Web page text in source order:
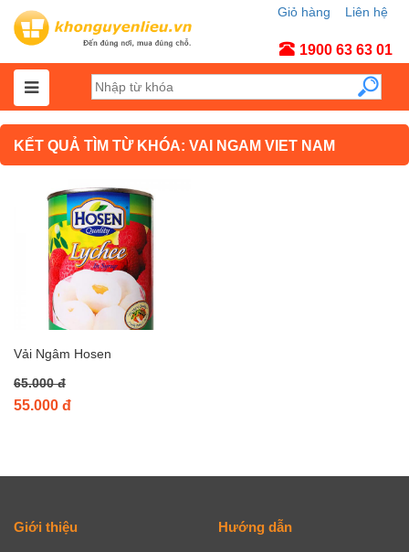
Liên hệ
Giỏ hàng
1900 63 63 01
KẾT QUẢ TÌM TỪ KHÓA: VAI NGAM VIET NAM
Vải Ngâm Hosen
65.000 đ
55.000 đ
Giới thiệu Hướng dẫn